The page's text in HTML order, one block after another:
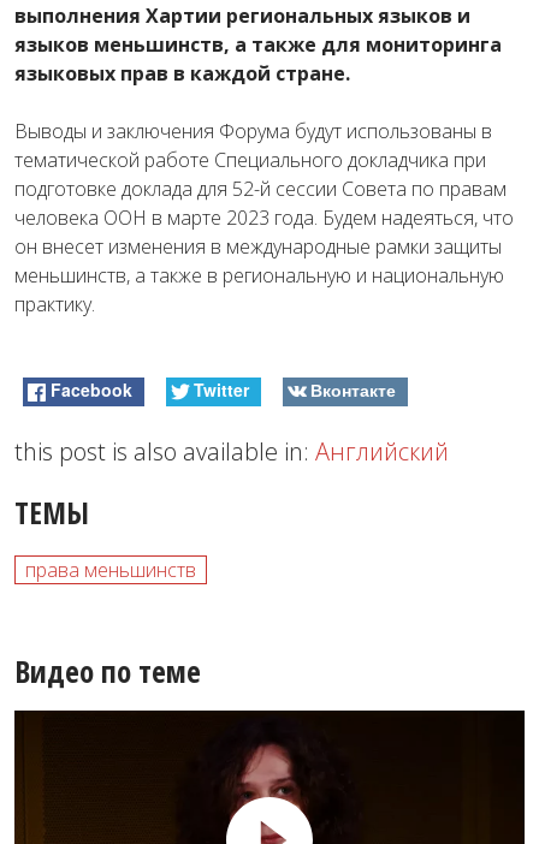
выполнения Хартии региональных языков и
языков меньшинств, а также для мониторинга
языковых прав в каждой стране.
Выводы и заключения Форума будут использованы в
тематической работе Специального докладчика при
подготовке доклада для 52-й сессии Совета по правам
человека ООН в марте 2023 года. Будем надеяться, что
он внесет изменения в международные рамки защиты
меньшинств, а также в региональную и национальную
практику.
Facebook Twitter Вконтакте
this post is also available in: Английский
ТЕМЫ
права меньшинств
Видео по теме